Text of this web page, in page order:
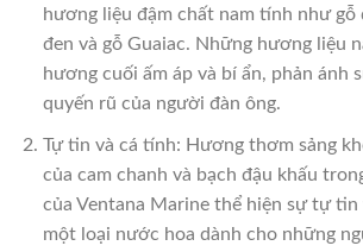
hương liệu đậm chất nam tính như gỗ
đen và gỗ Guaiac. Những hương liệu
hương cuối ấm áp và bí ẩn, phản ánh
quyến rũ của người đàn ông.
Tự tin và cá tính: Hương thơm sảng
của cam chanh và bạch đậu khấu
của Ventana Marine thể hiện sự tự
một loại nước hoa dành cho những